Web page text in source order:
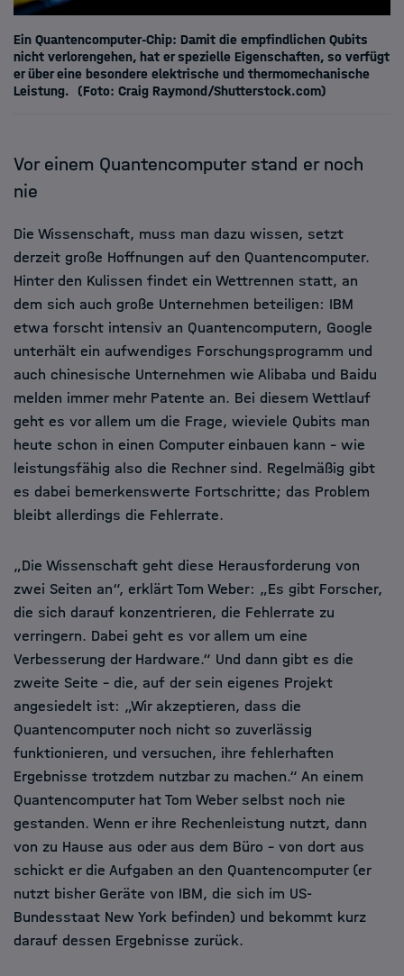
Ein Quantencomputer-Chip: Damit die empfindlichen Qubits
nicht verlorengehen, hat er spezielle Eigenschaften, so verfügt
er über eine besondere elektrische und thermomechanische
Leistung.
(Foto: Craig Raymond/Shutterstock.com)
Vor einem Quantencomputer stand er noch
nie
Die Wissenschaft, muss man dazu wissen, setzt
derzeit große Hoffnungen auf den Quantencomputer.
Hinter den Kulissen findet ein Wettrennen statt, an
dem sich auch große Unternehmen beteiligen: IBM
etwa forscht intensiv an Quantencomputern, Google
unterhält ein aufwendiges Forschungsprogramm und
auch chinesische Unternehmen wie Alibaba und Baidu
melden immer mehr Patente an. Bei diesem Wettlauf
geht es vor allem um die Frage, wieviele Qubits man
heute schon in einen Computer einbauen kann – wie
leistungsfähig also die Rechner sind. Regelmäßig gibt
es dabei bemerkenswerte Fortschritte; das Problem
bleibt allerdings die Fehlerrate.
„Die Wissenschaft geht diese Herausforderung von
zwei Seiten an“, erklärt Tom Weber: „Es gibt Forscher,
die sich darauf konzentrieren, die Fehlerrate zu
verringern. Dabei geht es vor allem um eine
Verbesserung der Hardware.“ Und dann gibt es die
zweite Seite – die, auf der sein eigenes Projekt
angesiedelt ist: „Wir akzeptieren, dass die
Quantencomputer noch nicht so zuverlässig
funktionieren, und versuchen, ihre fehlerhaften
Ergebnisse trotzdem nutzbar zu machen.“ An einem
Quantencomputer hat Tom Weber selbst noch nie
gestanden. Wenn er ihre Rechenleistung nutzt, dann
von zu Hause aus oder aus dem Büro – von dort aus
schickt er die Aufgaben an den Quantencomputer (er
nutzt bisher Geräte von IBM, die sich im US-
Bundesstaat New York befinden) und bekommt kurz
darauf dessen Ergebnisse zurück.